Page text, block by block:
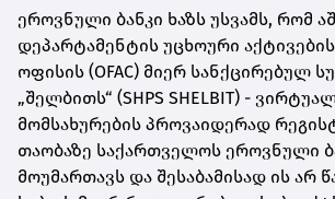
ეროვნული ბანკი ხაზს უსვამს, რომ
დეპარტამენტის უცხოური
ოფისის (OFAC) მიერ სანქცირებულ
„შელბითს“ (SHPS SHELBIT) -
მომსახურების პროვაიდერად
თაობაზე საქართველოს ეროვნული
მოუმართავს და შესაბამისად ის არ